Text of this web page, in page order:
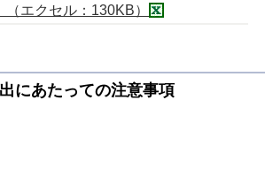
（エクセル：130KB）
にあたっての注意事項